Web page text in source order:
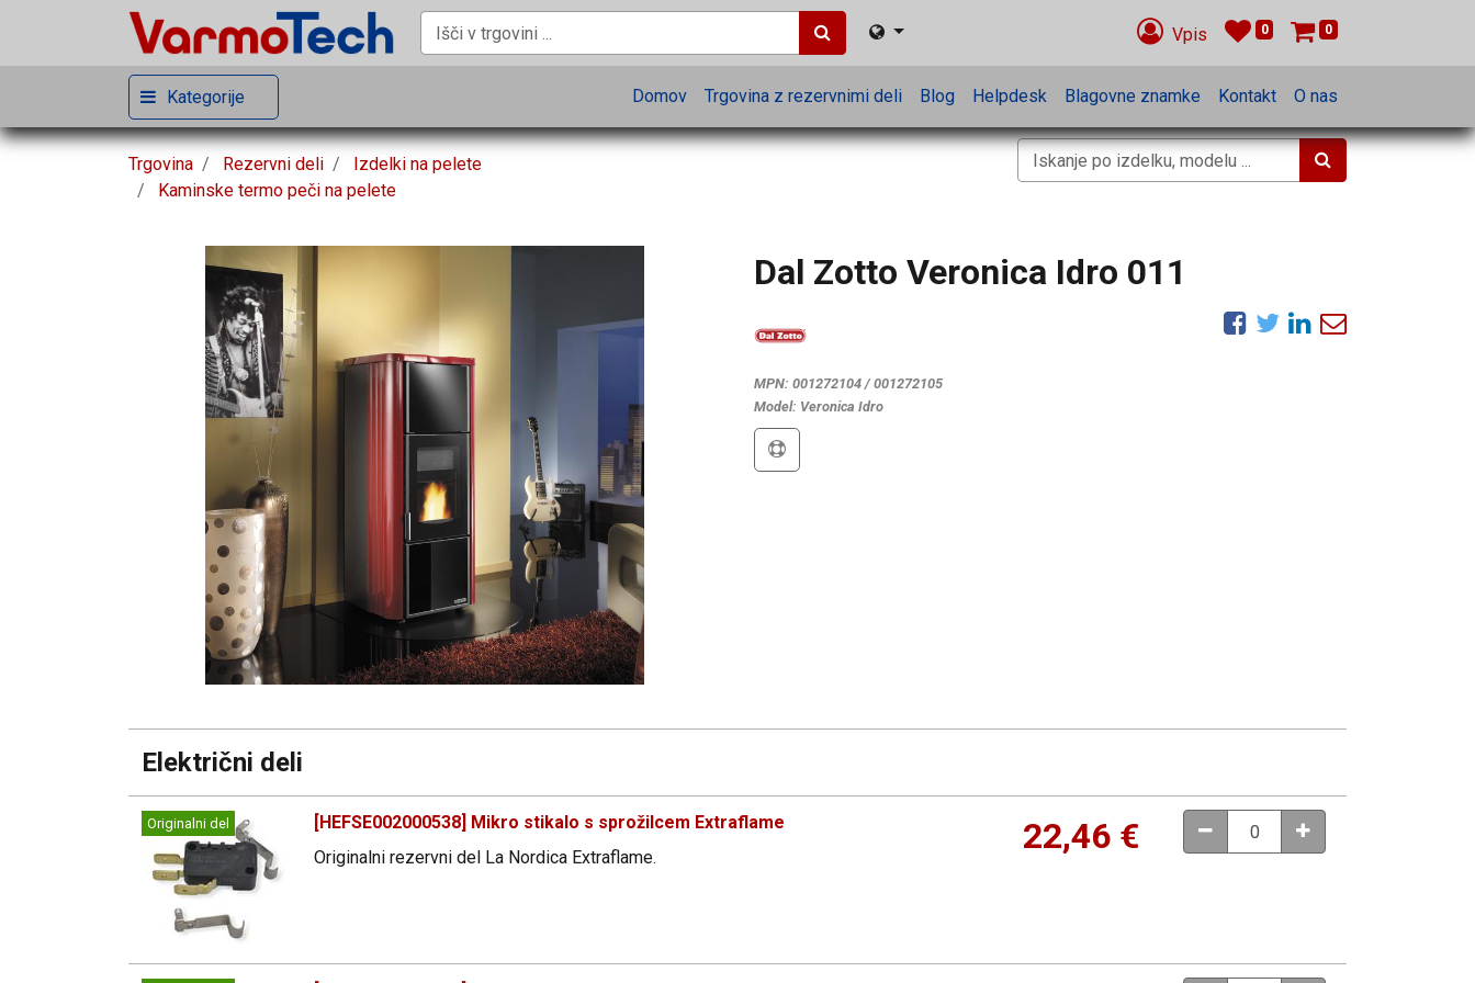
Vpis 0 0
Kategorije Domov Trgovina z rezervnimi deli Blog Helpdesk Blagovne znamke Kontakt O nas
Trgovina Rezervni deli
Izdelki na pelete
Kaminske termo peči na pelete
Dal Zotto Veronica Idro 011
MPN: 001272104 / 001272105
Model: Veronica Idro
Električni deli
Originalni del
[HEFSE002000538] Mikro stikalo s sprožilcem Extraflame
Originalni rezervni del La Nordica Extraflame.
22,46€